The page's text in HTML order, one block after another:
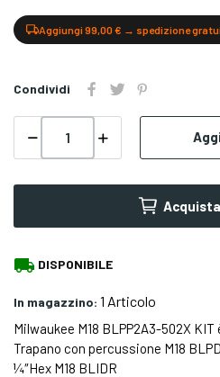
Aggiungi 99,00 € → spedizione
Condividi
local_shipping DISPONIBILE
In magazzino: 1 Articolo
Milwaukee M18 BLPP2A3-502X
Trapano con percussione M18
¼″Hex M18 BLIDR